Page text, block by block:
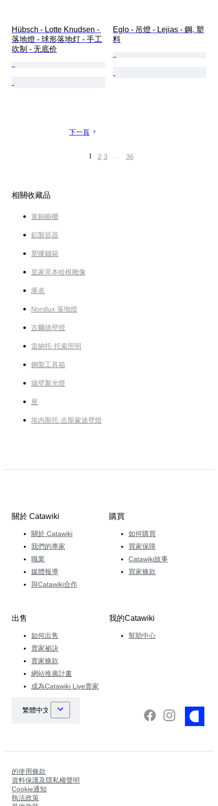
Hübsch - Lotte Knudsen -
落地燈 - 球形落地灯 - 手工
吹制 - 无底价
Eglo - 吊燈 - Lejias - 鋼, 塑
料
下一頁
1 2 3 … 36
相關收藏品
黃銅櫥櫃
鋁製容器
塑膠錢箱
皇家哥本哈根雕像
庫表
Nordlux 落地燈
吉爾德壁燈
雷納托·托索照明
鋼製工具箱
牆壁聚光燈
座
埃內斯托·吉斯蒙迪壁燈
關於 Catawiki
關於 Catawiki
我們的專家
職業
媒體報導
與Catawiki合作
購買
如何購買
買家保障
Catawiki故事
買家條款
出售
如何出售
賣家祕訣
賣家條款
網站推廣計畫
成為Catawiki Live賣家
我的Catawiki
幫助中心
的使用條款
資料保護及隱私權聲明
Cookie通知
執法政策